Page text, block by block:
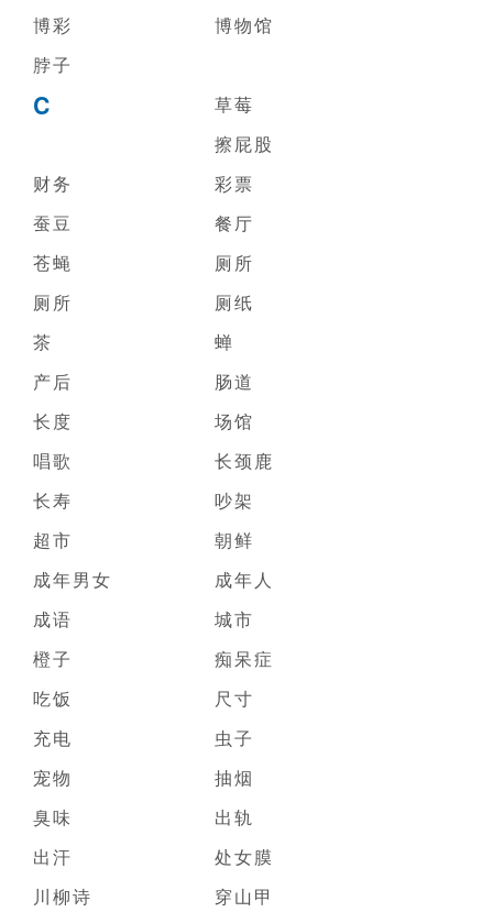
博彩
博物馆
脖子
C
草莓
擦屁股
财务
彩票
蚕豆
餐厅
苍蝇
厕所
厕所
厕纸
茶
蝉
产后
肠道
长度
场馆
唱歌
长颈鹿
长寿
吵架
超市
朝鲜
成年男女
成年人
成语
城市
橙子
痴呆症
吃饭
尺寸
充电
虫子
宠物
抽烟
臭味
出轨
出汗
处女膜
川柳诗
穿山甲